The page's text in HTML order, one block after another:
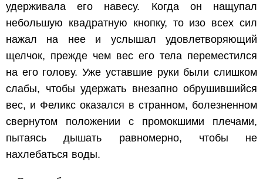
удерживала его навесу. Когда он нащупал
небольшую квадратную кнопку, то изо всех сил
нажал на нее и услышал удовлетворяющий
щелчок, прежде чем вес его тела переместился
на его голову. Уже уставшие руки были слишком
слабы, чтобы удержать внезапно обрушившийся
вес, и Феликс оказался в странном, болезненном
свернутом положении с промокшими плечами,
пытаясь дышать равномерно, чтобы не
нахлебаться воды.